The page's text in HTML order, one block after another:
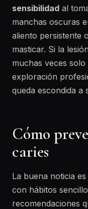
sensibilidad al
manchas oscuras
aliento persistente
masticar. Si la
muchas veces
exploración
queda escondida a
Cómo
caries
La buena noticia
con hábitos
recomendaciones